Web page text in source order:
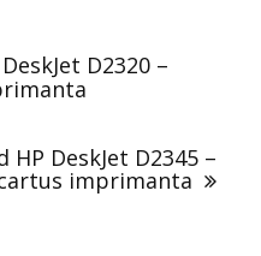
D2320 –
DeskJet D2345 –
imprimanta